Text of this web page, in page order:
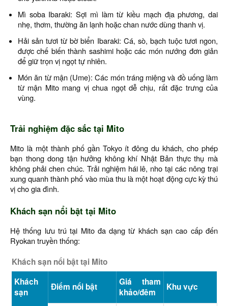
Mì soba Ibaraki: Sợi mì làm từ kiều mạch địa phương, dai
nhẹ, thơm, thường ăn lạnh hoặc chan nước dùng thanh vị.
Hải sản tươi từ bờ biển Ibaraki: Cá, sò, bạch tuộc tươi ngon,
được chế biến thành sashimi hoặc các món nướng đơn giản
để giữ trọn vị ngọt tự nhiên.
Món ăn từ mận (Ume): Các món tráng miệng và đồ uống làm
từ mận Mito mang vị chua ngọt dễ chịu, rất đặc trưng của
vùng.
Trải nghiệm đặc sắc tại Mito
Mito là một thành phố gần Tokyo ít đông du khách, cho phép
bạn thong dong tận hưởng không khí Nhật Bản thực thụ mà
không phải chen chúc. Trải nghiệm hái lê, nho tại các nông trại
xung quanh thành phố vào mùa thu là một hoạt động cực kỳ thú
vị cho gia đình.
Khách sạn nổi bật tại Mito
Hệ thống lưu trú tại Mito đa dạng từ khách sạn cao cấp đến
Ryokan truyền thống:
Khách sạn nổi bật tại Mito
Khách
sạn
Điểm nổi bật
Giá tham
khảo/đêm
Khu vực